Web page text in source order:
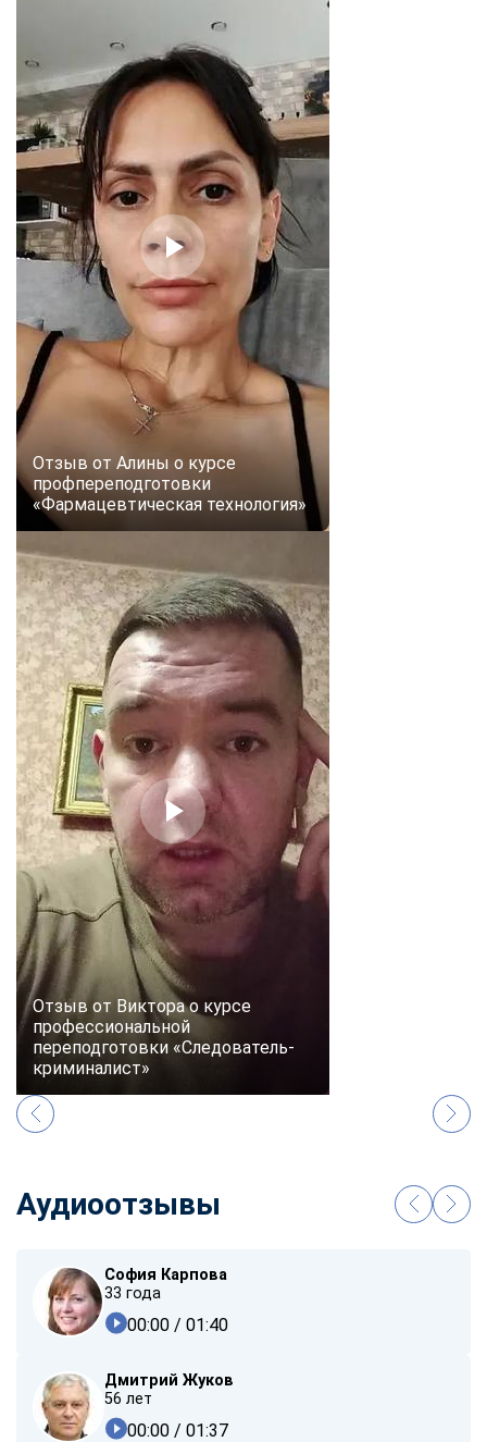
Отзыв от Алины о курсе
профпереподготовки
«Фармацевтическая технология»
Отзыв от Виктора о курсе
профессиональной
переподготовки «Следователь-
криминалист»
Аудиоотзывы
София Карпова
33 года
00:00 / 01:40
Дмитрий Жуков
56 лет
00:00 / 01:37